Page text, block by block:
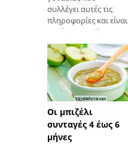
συλλέγει αυτές τις
πληροφορίες και είναι
ιδιαίτερα κατάλληλος
για έγκυες γυναίκες
μετά από 37
εβδομάδες ή σε
χρονικές περιόδους
κοντά. Αυτή η εξέταση
μπορεί επίσης να
πραγματοποιηθεί
κατά τη διάρκεια της
εργασίας για να
Οι μπιζέλι
συνταγές 4 έως 6
μήνες